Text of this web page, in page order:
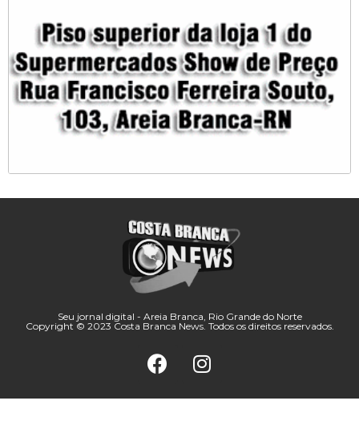
Seu jornal digital - Areia Branca, Rio Grande do Norte
Copyright © 2023 Costa Branca News. Todos os direitos reservados.